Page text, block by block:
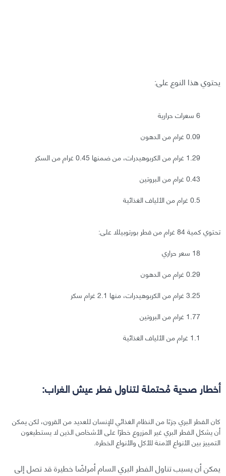
يحتوي هذا النوع على:
6 سعرات حرارية
0.09 غرام من الدهون
1.29 غرام من الكربوهيدرات، من ضمنها 0.45 غرام من السكر
0.43 غرام من البروتين
0.5 غرام من الألياف الغذائية
تحتوي كمية 84 غرام من فطر بورتوبيللا على:
18 سعر حراري
0.29 غرام من الدهون
3.25 غرام من الكربوهيدرات، منها 2.1 غرام سكر
1.77 غرام من البروتين
1.1 غرام من الألياف الغذائية
أخطار صحية مُحتملة لتناول فطر عيش الغراب:
كان الفطر البري جزءًا من النظام الغذائي للإنسان للعديد من القرون، لكن يمكن
أن يشكل الفطر البري غير المزروع خطرًا على الأشخاص الذين لا يستطيعون
التمييز بين الأنواع الآمنة للأكل والأنواع الخطرة.
يمكن أن يسبب تناول الفطر البري السام أمراضًا خطيرة قد تصل إلى